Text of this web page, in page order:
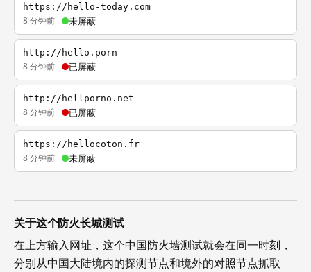
https://hello-today.com
8 分钟前 未屏蔽
http://hello.porn
8 分钟前 已屏蔽
http://hellporno.net
8 分钟前 已屏蔽
https://hellocoton.fr
8 分钟前 未屏蔽
关于这个防火长城测试
在上方输入网址，这个中国防火墙测试就会在同一时刻，
分别从中国大陆境内的探测节点和境外的对照节点抓取